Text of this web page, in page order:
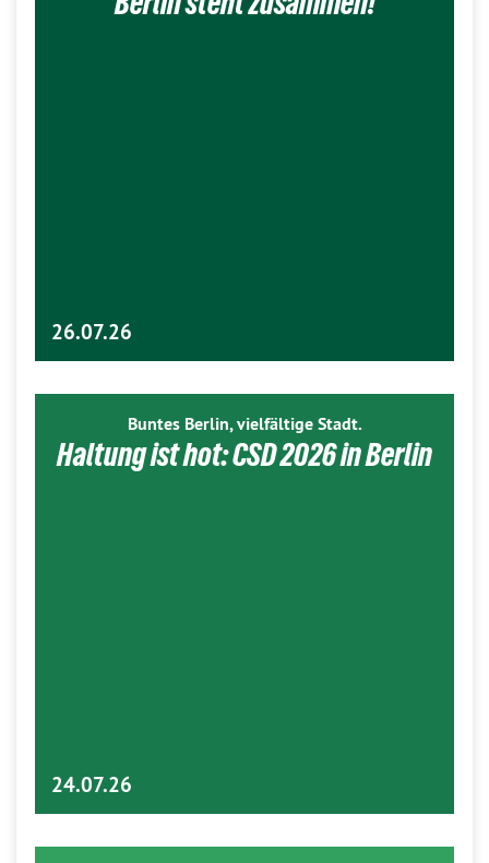
26.07.26
Buntes Berlin, vielfältige Stadt.
Haltung ist hot: CSD 2026 in Berlin
24.07.26